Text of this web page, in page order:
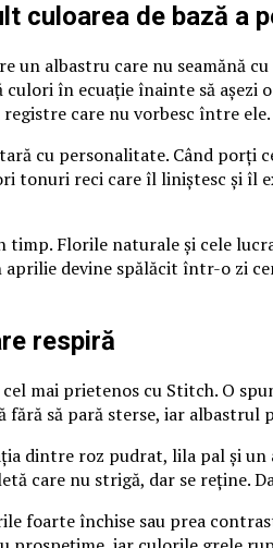
culoarea de bază a
un albastru care nu seamănă
culori în ecuație înainte să
care nu vorbesc între ele.
cu personalitate. Când
tonuri reci care îl liniștesc și îl
timp. Florile naturale și cele
devine spălăcit într-o zi
respiră
mai prietenos cu Stitch. O
să pară sterse, iar albastrul
dintre roz pudrat, lila pal și
care nu strigă, dar se reține.
foarte închise sau prea